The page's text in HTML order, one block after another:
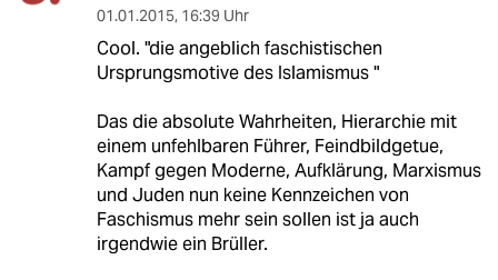
01.01.2015, 16:39 Uhr
Cool. "die angeblich faschistischen
Ursprungsmotive des Islamismus "
Das die absolute Wahrheiten, Hierarchie mit
einem unfehlbaren Führer, Feindbildgetue,
Kampf gegen Moderne, Aufklärung, Marxismus
und Juden nun keine Kennzeichen von
Faschismus mehr sein sollen ist ja auch
irgendwie ein Brüller.